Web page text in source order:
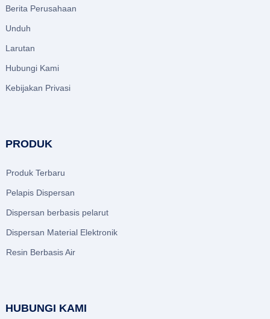
Berita Perusahaan
Unduh
Larutan
Hubungi Kami
Kebijakan Privasi
PRODUK
Produk Terbaru
Pelapis Dispersan
Dispersan berbasis pelarut
Dispersan Material Elektronik
Resin Berbasis Air
HUBUNGI KAMI